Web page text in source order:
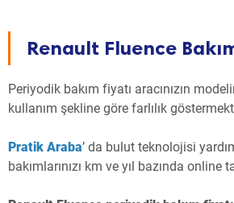
Renault Fluence
Periyodik bakım fiyatı aracınızın
kullanım şekline göre farlılık
Pratik Araba’ da bulut teknolojisi
bakımlarınızı km ve yıl bazında online